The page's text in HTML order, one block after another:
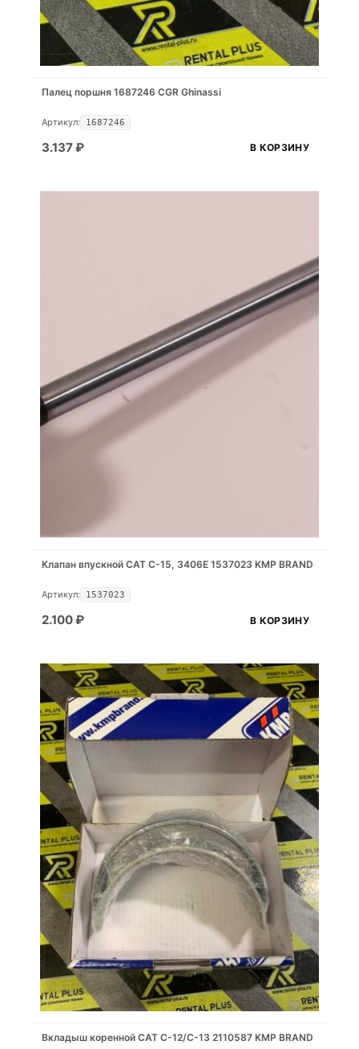
Палец поршня 1687246 CGR Ghinassi
Артикул: 1687246
3.137₽ В КОРЗИНУ
Клапан впускной CAT C-15, 3406E 1537023 KMP BRAND
Артикул: 1537023
2.100₽ В КОРЗИНУ
Вкладыш коренной CAT C-12/C-13 2110587 KMP BRAND